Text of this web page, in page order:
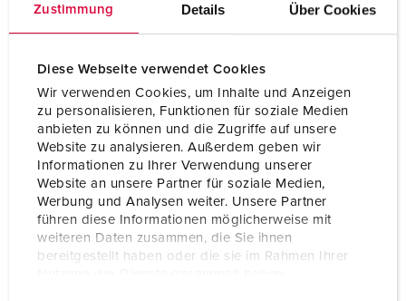
Zustimmung Details Über Cookies
Diese Webseite verwendet Cookies
Wir verwenden Cookies, um Inhalte und Anzeigen
zu personalisieren, Funktionen für soziale Medien
anbieten zu können und die Zugriffe auf unsere
Website zu analysieren. Außerdem geben wir
Informationen zu Ihrer Verwendung unserer
Website an unsere Partner für soziale Medien,
Werbung und Analysen weiter. Unsere Partner
führen diese Informationen möglicherweise mit
weiteren Daten zusammen, die Sie ihnen
bereitgestellt haben oder die sie im Rahmen Ihrer
Technische specificaties
Wandcontactdoos 583
Ampère 16 A
Polen 2 p
Voltage 50 V
Uurstand 10 h
Hertz (DC)
Aansluittechniek schroefklemmen